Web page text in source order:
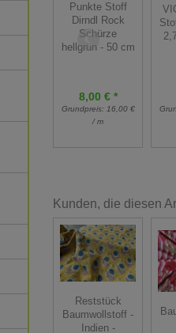
Punkte Stoff
Dirndl Rock
Schürze
hellgrün - 50 cm
8,00 € *
Grundpreis: 16,00 €
/ m
Kunden, die diesen
Reststück
Baumwollstoff -
Indien -